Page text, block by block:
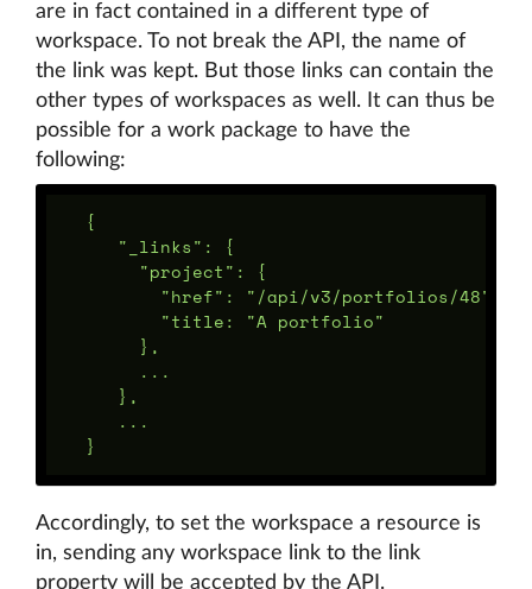
are in fact contained in a different type of
workspace. To not break the API, the name of
the link was kept. But those links can contain the
other types of workspaces as well. It can thus be
possible for a work package to have the
following:
  {
     "_links": {
       "project": {
         "href": "/api/v3/portfolios/48",
         "title: "A portfolio"
       },
       ...
     },
     ...
Accordingly, to set the workspace a resource is
in, sending any workspace link to the link
property will be accepted by the API.